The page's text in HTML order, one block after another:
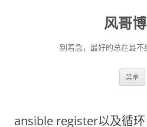
风哥
别着急，最好的总在最不
菜单
ansible register以及循